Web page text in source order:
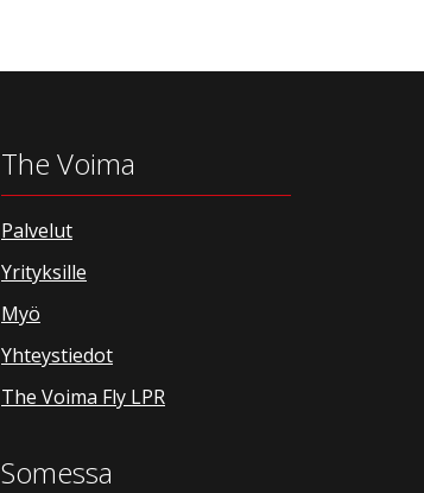
The Voima
Palvelut
Yrityksille
Myö
Yhteystiedot
The Voima Fly LPR
Somessa